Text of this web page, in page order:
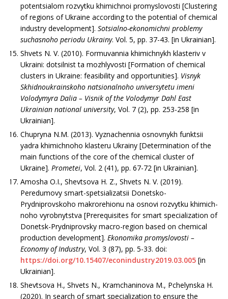
potentsialom rozvytku khimichnoi promyslovosti [Clustering
of regions of Ukraine according to the potential of chemical
industry development]. Sotsialno-ekonomichni problemy
suchasnoho periodu Ukrainy. Vol. 5, pp. 37-43. [in Ukrainian].
Shvets N. V. (2010). Formuvannia khimichnykh klasteriv v
Ukraini: dotsilnist ta mozhlyvosti [Formation of chemical
clusters in Ukraine: feasibility and opportunities]. Visnyk
Skhidnoukrainskoho natsionalnoho universytetu imeni
Volodymyra Dalia – Visnik of the Volodymyr Dahl East
Ukrainian national university, Vol. 7 (2), pp. 253-258 [in
Ukrainian].
Chupryna N.M. (2013). Vyznachennia osnov­nykh funktsii
yadra khimichnoho klasteru Ukrainy [Determination of the
main functions of the core of the chemical cluster of
Ukraine]. Prometei, Vol. 2 (41), pp. 67-72 [in Ukrainian].
Amosha O.I., Shevtsova H. Z., Shvets N. V. (2019).
Peredumovy smart-spetsializatsii Donetsko-
Prydniprovskoho makrorehionu na osnovi rozvytku khimich­
noho vyrobnytstva [Prerequisites for smart specialization of
Donetsk-Prydniprovsky macro-region based on chemical
production development]. Ekonomika promyslovosti –
Economy of Industry, Vol. 3 (87), pp. 5-33. doi:
https://doi.org/10.15407/econindustry2019.03.005 [in
Ukrainian].
Shevtsova H., Shvets N., Kramchaninova M., Pchelynska H.
(2020). In search of smart specialization to ensure the